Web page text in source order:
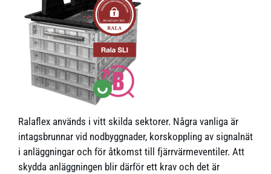
Ralaflex används i vitt skilda sektorer. Några vanliga är
intagsbrunnar vid nodbyggnader, korskoppling av signalnät
i anläggningar och för åtkomst till fjärrvärmeventiler. Att
skydda anläggningen blir därför ett krav och det är